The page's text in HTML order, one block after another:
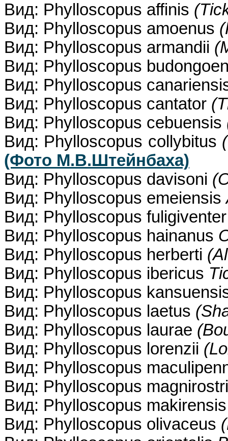
Вид: Phylloscopus affinis
Вид: Phylloscopus amoenus
Вид: Phylloscopus armandii
Вид: Phylloscopus
Вид: Phylloscopus
Вид: Phylloscopus cantator
Вид: Phylloscopus cebuensis
Вид: Phylloscopus collybitus
(Фото М.В.Штейнбаха)
Вид: Phylloscopus davisoni
Вид: Phylloscopus emeiensis
Вид: Phylloscopus
Вид: Phylloscopus hainanus
Вид: Phylloscopus herberti
Вид: Phylloscopus ibericus
Вид: Phylloscopus
Вид: Phylloscopus laetus
Вид: Phylloscopus laurae
Вид: Phylloscopus lorenzii
Вид: Phylloscopus
Вид: Phylloscopus
Вид: Phylloscopus
Вид: Phylloscopus olivaceus